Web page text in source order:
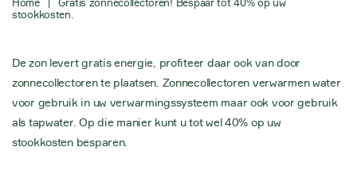
Home |
Gratis zonnecollectoren! Bespaar tot 40% op uw
stookkosten.
De zon levert gratis energie, profiteer daar ook van door
zonnecollectoren te plaatsen. Zonnecollectoren verwarmen water
voor gebruik in uw verwarmingssysteem maar ook voor gebruik
als tapwater. Op die manier kunt u tot wel 40% op uw
stookkosten besparen.